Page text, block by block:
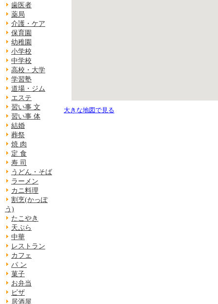
歯医者
薬局
介護・ケア
保育園
幼稚園
小学校
中学校
高校・大学
学習塾
道場・ジム
エステ
習い事 文
習い事 体
結婚
葬祭
焼 肉
定 食
寿 司
うどん・そば
ラーメン
カニ料理
割烹(かっぽ
う)
たこやき
天ぷら
中華
レストラン
カフェ
パ ン
菓子
お弁当
ピザ
居酒屋
大きな地図で見る